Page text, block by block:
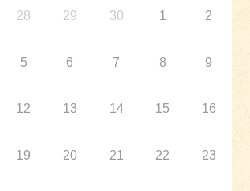
28 29 30 1 2
5 6 7 8 9
12 13 14 15 16
19 20 21 22 23